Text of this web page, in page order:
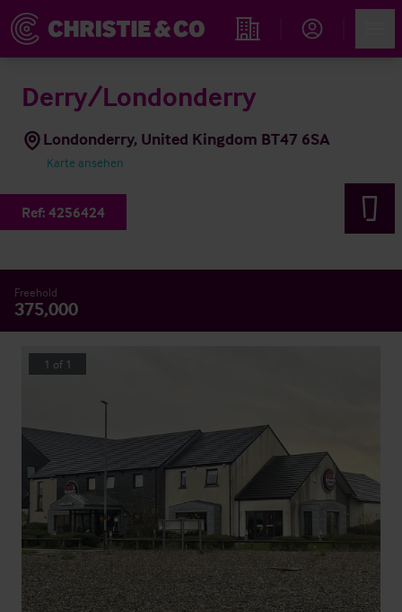
Immobiliensuche
Derry/Londonderry
Londonderry, United Kingdom BT47 6SA
Karte ansehen
Ref: 4256424
Freehold
375,000
1 of 1